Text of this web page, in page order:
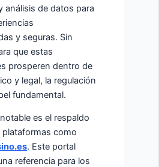
análisis de datos para
y seguras. Sin
que estas
prosperen dentro de
y legal, la regulación
fundamental.
es el respaldo
como
. Este portal
referencia para los